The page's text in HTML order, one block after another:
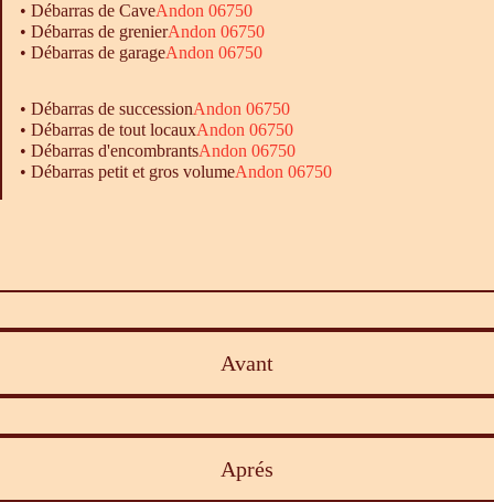
• Débarras de CaveAndon 06750
• Débarras de grenierAndon 06750
• Débarras de garageAndon 06750
• Débarras de successionAndon 06750
• Débarras de tout locauxAndon 06750
• Débarras d'encombrantsAndon 06750
• Débarras petit et gros volumeAndon 06750
Avant
Aprés